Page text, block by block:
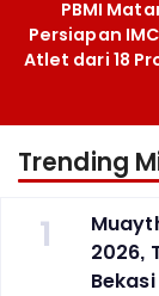
PBMI
Persiapan
Atlet dari 18
Berlaga
Trending
1
2026,
Bekasi